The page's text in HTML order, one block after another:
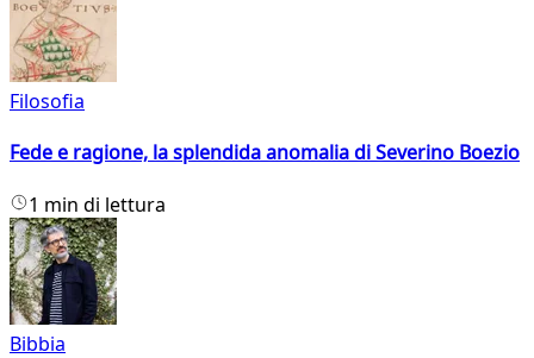
Filosofia
Fede e ragione, la splendida anomalia di Severino Boezio
1 min di lettura
Bibbia